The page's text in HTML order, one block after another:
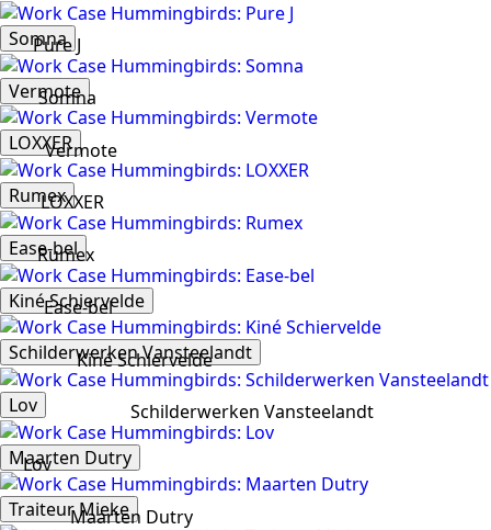
Pure J
Somna
Somna
Vermote
Vermote
LOXXER
LOXXER
Rumex
Rumex
Ease-bel
Ease-bel
Kiné Schiervelde
Kiné Schiervelde
Schilderwerken Vansteelandt
Schilderwerken Vansteelandt
Lov
Lov
Maarten Dutry
Maarten Dutry
Traiteur Mieke